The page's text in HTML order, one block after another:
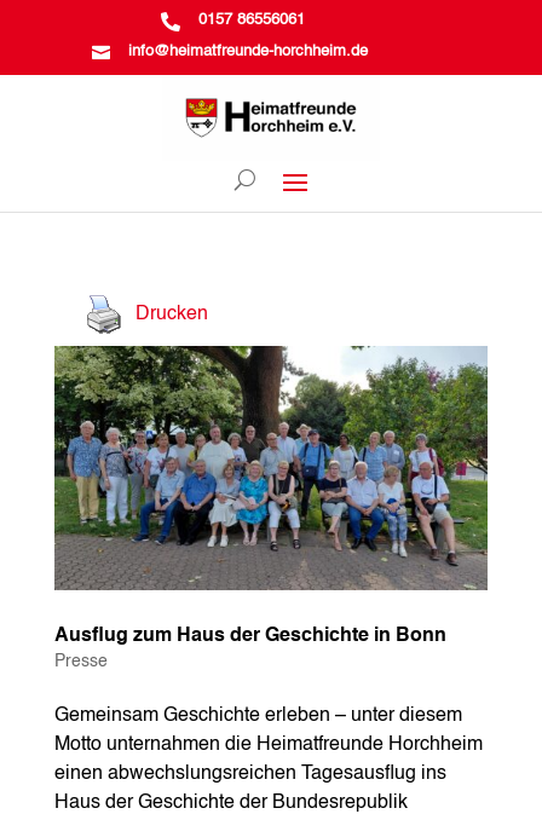
 0157 86556061
 info@heimatfreunde-horchheim.de
Drucken
Ausflug zum Haus der Geschichte in Bonn
Presse
Gemeinsam Geschichte erleben – unter diesem
Motto unternahmen die Heimatfreunde Horchheim
einen abwechslungsreichen Tagesausflug ins
Haus der Geschichte der Bundesrepublik